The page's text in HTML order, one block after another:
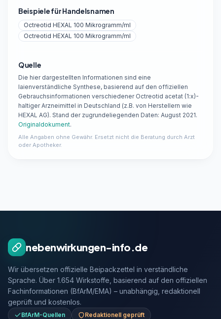
Beispiele für Handelsnamen
Octreotid HEXAL 100 Mikrogramm/ml
Octreotid HEXAL 100 Mikrogramm/ml
Quelle
Die hier dargestellten Informationen sind eine
laienverständliche Synthese, basierend auf den offiziellen
Gebrauchsinformationen verschiedener Octreotid acetat (1:x)-
haltiger Arzneimittel in Deutschland (z.B. von Herstellern wie
HEXAL AG). Stand der zugrundeliegenden Daten: August 2021.
Originaldokument.
Alle Angaben ohne Gewähr. Ersetzt nicht die Beratung durch Arzt
oder Apotheker.
nebenwirkungen-info.de
Wir übersetzen offizielle Beipackzettel in verständliche
Sprache. Über 1.654 Wirkstoffe, basierend auf den offiziellen
Fachinformationen (BfArM/EMA) – unabhängig, redaktionell
geprüft und kostenlos.
BfArM-Quellen
Redaktionell geprüft